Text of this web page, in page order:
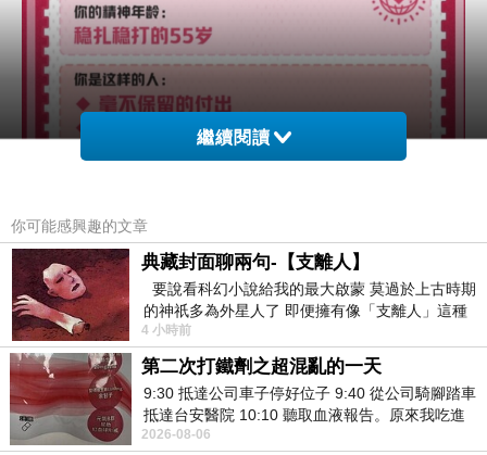
繼續閱讀
你可能感興趣的文章
典藏封面聊兩句-【支離人】
要說看科幻小說給我的最大啟蒙 莫過於上古時期
的神祇多為外星人了 即便擁有像「支離人」這種
驚世駭俗的神通法門 也未必讀
4 小時前
第二次打鐵劑之超混亂的一天
9:30 抵達公司車子停好位子 9:40 從公司騎腳踏車
抵達台安醫院 10:10 聽取血液報告。原來我吃進
去的 B12 彌可保並非沒有吸收而是超
2026-08-06